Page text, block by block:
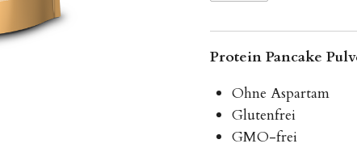
Protein Pancake
Ohne Aspartam
Glutenfrei
GMO-frei